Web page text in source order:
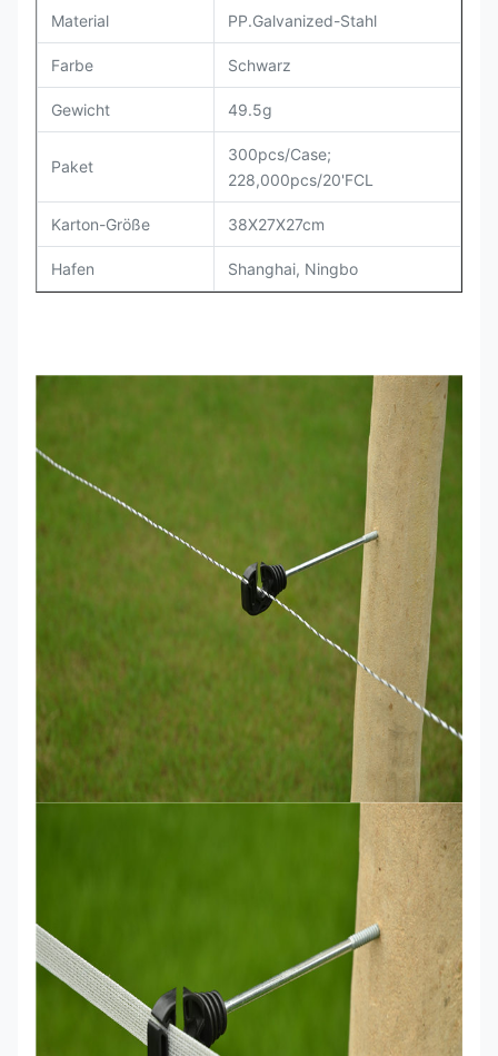
Material PP.Galvanized-Stahl
Farbe Schwarz
Gewicht 49.5g
Paket
300pcs/Case;
228,000pcs/20'FCL
Karton-Größe 38X27X27cm
Hafen Shanghai, Ningbo